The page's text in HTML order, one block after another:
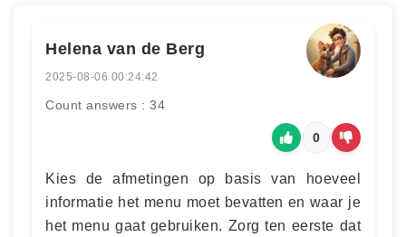
Helena van de Berg
2025-08-06 00:24:42
Count answers : 34
0
Kies de afmetingen op basis van hoeveel
informatie het menu moet bevatten en waar je
het menu gaat gebruiken. Zorg ten eerste dat